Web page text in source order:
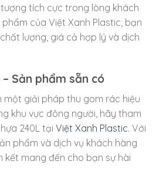
tích cực trong lòng khách
của Việt Xanh Plastic, bạn
lượng, giá cả hợp lý và dịch
Sản phẩm sẵn có
một giải pháp thu gom rác hiệu
khu vực đông người, hãy tham
240L tại Việt Xanh Plastic. Với
phẩm và dịch vụ khách hàng
mang đến cho bạn sự hài